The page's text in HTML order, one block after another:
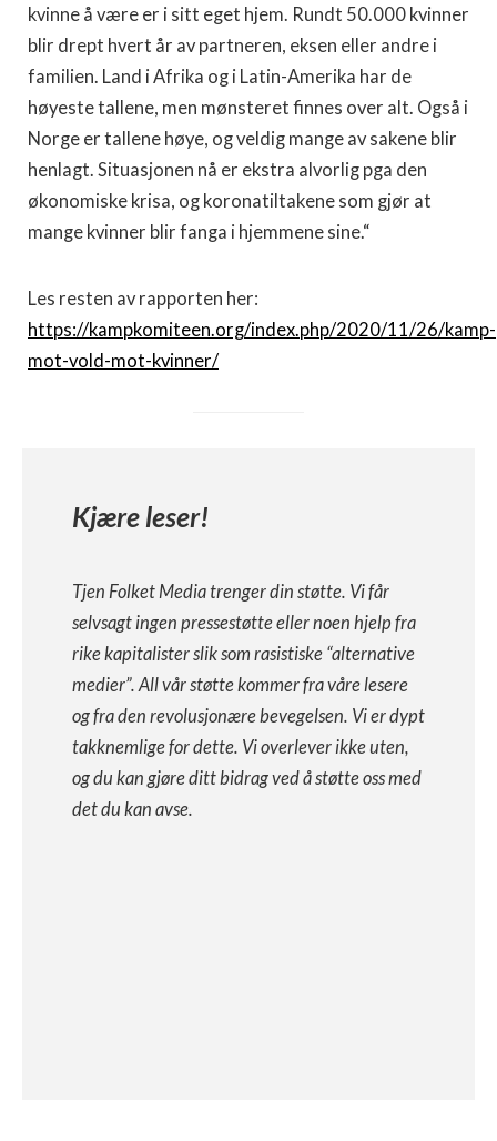
kvinne å være er i sitt eget hjem. Rundt 50.000 kvinner
blir drept hvert år av partneren, eksen eller andre i
familien. Land i Afrika og i Latin-Amerika har de
høyeste tallene, men mønsteret finnes over alt. Også i
Norge er tallene høye, og veldig mange av sakene blir
henlagt. Situasjonen nå er ekstra alvorlig pga den
økonomiske krisa, og koronatiltakene som gjør at
mange kvinner blir fanga i hjemmene sine.“
Les resten av rapporten her:
https://kampkomiteen.org/index.php/2020/11/26/kamp-
mot-vold-mot-kvinner/
Kjære leser!
Tjen Folket Media trenger din støtte. Vi får
selvsagt ingen pressestøtte eller noen hjelp fra
rike kapitalister slik som rasistiske “alternative
medier”. All vår støtte kommer fra våre lesere
og fra den revolusjonære bevegelsen. Vi er dypt
takknemlige for dette. Vi overlever ikke uten,
og du kan gjøre ditt bidrag ved å støtte oss med
det du kan avse.